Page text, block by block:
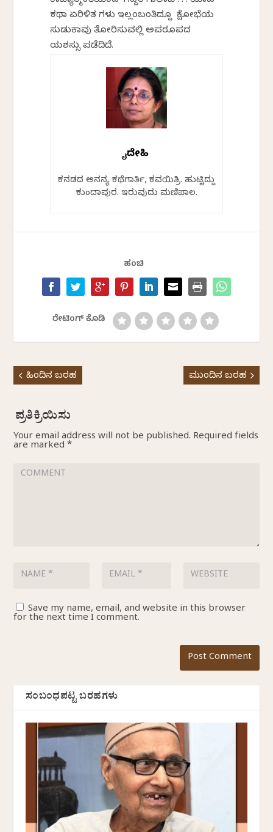
ಕಥಾ ಏರಿಳಿತ ಗಳು ಇಲ್ಲವೆಂಬಂತಿದ್ದೂ ಕ್ಷೋಭೆಯ
ಸುಡುಕಾವು ತೋರಿಸುವಲ್ಲಿ ಅಪರೂಪದ
ಯಶಸ್ಸು ಪಡೆದಿದೆ.
ವೈದೇಹಿ
ಕನ್ನಡದ ಅನನ್ಯ ಕಥೆಗಾರ್ತಿ, ಕವಯಿತ್ರಿ. ಹುಟ್ಟಿದ್ದು
ಕುಂದಾಪುರ. ಇರುವುದು ಮಣಿಪಾಲ.
ಹಂಚಿ
ರೇಟಿಂಗ್ ಕೊಡಿ
ಹಿಂದಿನ ಬರಹ ಮುಂದಿನ ಬರಹ
Your email address will not be published. Required fields
are marked *
Save my name, email, and website in this browser
for the next time I comment.
ಸಂಬಂಧಪಟ್ಟ ಬರಹಗಳು